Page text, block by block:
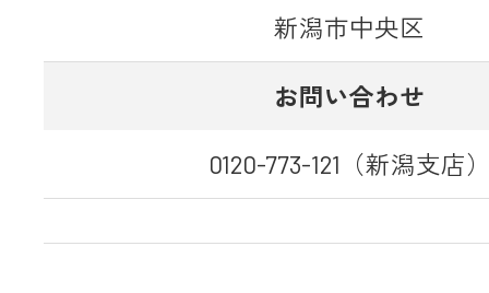
新潟市中央区
お問い合わせ
0120-773-121（新潟支店